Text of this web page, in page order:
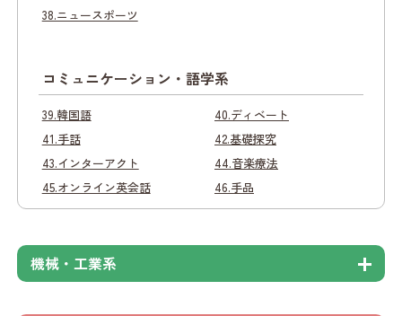
38.ニュースポーツ
コミュニケーション・語学系
39.韓国語
40.ディベート
41.手話
42.基礎探究
43.インターアクト
44.音楽療法
45.オンライン英会話
46.手品
機械・工業系